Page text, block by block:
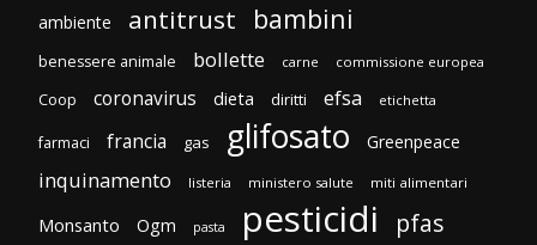
ambiente antitrust bambini
benessere animale bollette carne commissione europea
Coop coronavirus dieta diritti efsa etichetta
farmaci francia gas glifosato Greenpeace
inquinamento listeria ministero salute miti alimentari
Monsanto Ogm pasta pesticidi pfas